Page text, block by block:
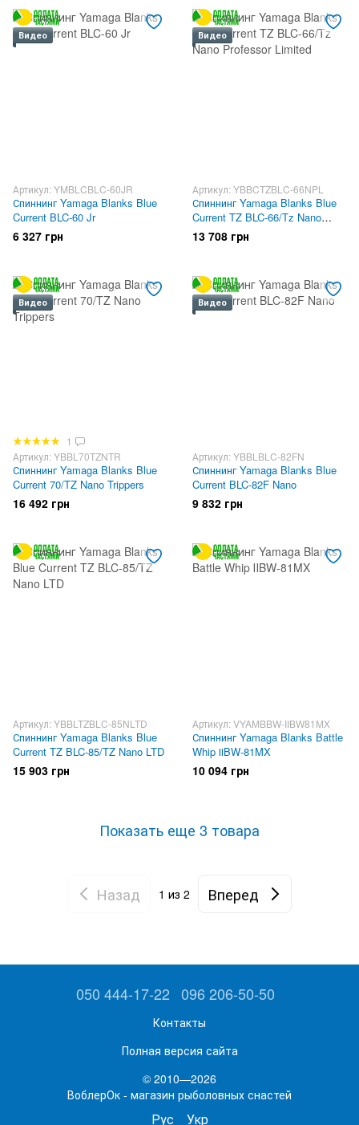
Видео
Артикул: YMBLCBLC-60JR
Спиннинг Yamaga Blanks Blue
Current BLC-60 Jr
6 327 грн
Видео
Артикул: YBBCTZBLC-66NPL
Спиннинг Yamaga Blanks Blue
Current TZ BLC-66/Tz Nano
Professor Limited
13 708 грн
Видео
1
Артикул: YBBL70TZNTR
Спиннинг Yamaga Blanks Blue
Current 70/TZ Nano Trippers
16 492 грн
Видео
Артикул: YBBLBLC-82FN
Спиннинг Yamaga Blanks Blue
Current BLC-82F Nano
9 832 грн
Артикул: YBBLTZBLC-85NLTD
Спиннинг Yamaga Blanks Blue
Current TZ BLC-85/TZ Nano LTD
15 903 грн
Артикул: VYAMBBW-IIBW81MX
Спиннинг Yamaga Blanks Battle
Whip ⅡBW-81MX
10 094 грн
Показать еще 3 товара
Назад 1 из 2 Вперед
050 444-17-22 096 206-50-50
Контакты
Полная версия сайта
© 2010—2026
ВоблерОк - магазин рыболовных снастей
Рус Укр